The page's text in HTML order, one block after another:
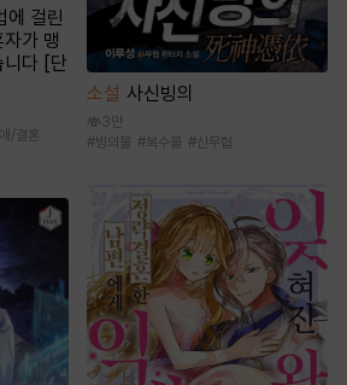
에 걸린
가 맹
니다 [단
/결혼
소설 사신빙의
3만
#빙의물 #복수물 #신무협